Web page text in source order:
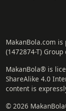
MakanBola.com is
(1472874-T)
MakanBola® is
ShareAlike 4.0
content is
© 2026